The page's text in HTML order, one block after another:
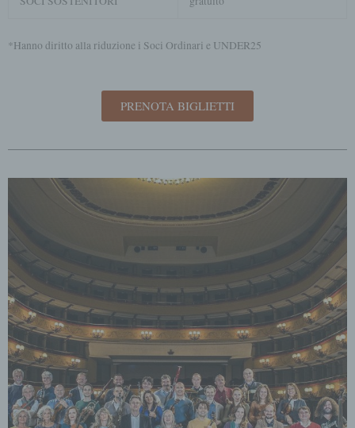
*Hanno diritto alla riduzione i Soci Ordinari e UNDER25
PRENOTA BIGLIETTI